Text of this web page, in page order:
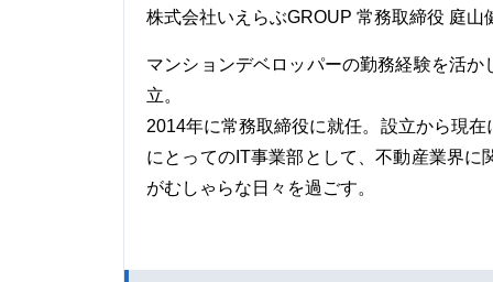
株式会社いえらぶGROUP 常務取締役 庭山
マンションデベロッパーの勤務経験を活
立。
2014年に常務取締役に就任。設立から現
にとってのIT事業部として、不動産業界
がむしゃらな日々を過ごす。